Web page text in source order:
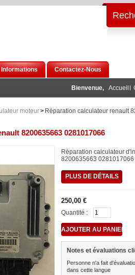
Informations Contactez-Nous
Bienvenue, Accueil
moteur> Réparation calculateur renault
8200635663 0281017066
Réparation calculateur
8200635663 0281017066
PLUS DE DÉTAILS
250,00 €
Quantité :
Notes et évaluations
Personne n'a fait
dans cette langue